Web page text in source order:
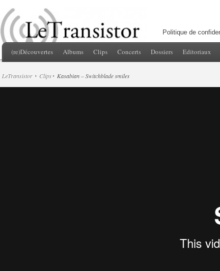
Politique de
(re)Découvertes Albums Clips Concerts Dossiers Editoriaux
LeTransistor Clips Kasabian – Switchblade smiles